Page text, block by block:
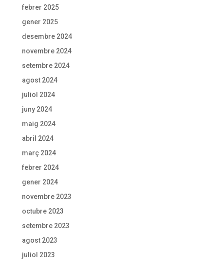
febrer 2025
gener 2025
desembre 2024
novembre 2024
setembre 2024
agost 2024
juliol 2024
juny 2024
maig 2024
abril 2024
març 2024
febrer 2024
gener 2024
novembre 2023
octubre 2023
setembre 2023
agost 2023
juliol 2023